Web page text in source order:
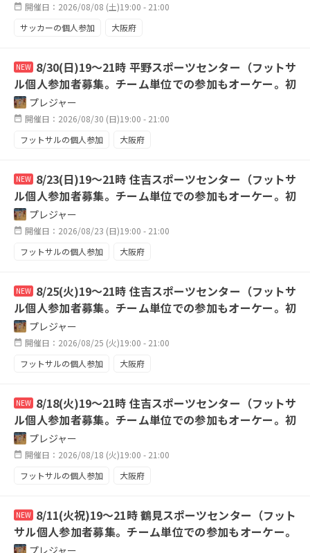
開催日：2026/08/08 (土)19:00 - 21:00
サッカーの個人参加
大阪府
NEW 8/30(日)19〜21時 平野スポーツセンター（フットサ
ル個人参加者募集。チーム単位での参加もオーケー。初
心者は不可です。）
プレジャー
開催日：2026/08/30 (日)19:00 - 21:00
フットサルの個人参加
大阪府
NEW 8/23(日)19〜21時 住吉スポーツセンター（フットサ
ル個人参加者募集。チーム単位での参加もオーケー。初
心者は不可です。）
プレジャー
開催日：2026/08/23 (日)19:00 - 21:00
フットサルの個人参加
大阪府
NEW 8/25(火)19〜21時 住吉スポーツセンター（フットサ
ル個人参加者募集。チーム単位での参加もオーケー。初
心者は不可です。）
プレジャー
開催日：2026/08/25 (火)19:00 - 21:00
フットサルの個人参加
大阪府
NEW 8/18(火)19〜21時 住吉スポーツセンター（フットサ
ル個人参加者募集。チーム単位での参加もオーケー。初
心者は不可です。）
プレジャー
開催日：2026/08/18 (火)19:00 - 21:00
フットサルの個人参加
大阪府
NEW 8/11(火祝)19〜21時 鶴見スポーツセンター（フット
サル個人参加者募集。チーム単位での参加もオーケー。
初心者は不可です。）
プレジャー